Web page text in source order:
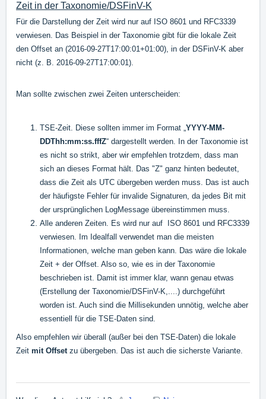
Zeit in der Taxonomie/DSFinV-K
Für die Darstellung der Zeit wird nur auf ISO 8601 und RFC3339
verwiesen. Das Beispiel in der Taxonomie gibt für die lokale Zeit
den Offset an (2016-09-27T17:00:01+01:00), in der DSFinV-K aber
nicht (z. B. 2016-09-27T17:00:01).
Man sollte zwischen zwei Zeiten unterscheiden:
TSE-Zeit. Diese sollten immer im Format „YYYY-MM-
DDThh:mm:ss.fffZ“ dargestellt werden. In der Taxonomie ist
es nicht so strikt, aber wir empfehlen trotzdem, dass man
sich an dieses Format hält. Das "Z" ganz hinten bedeutet,
dass die Zeit als UTC übergeben werden muss. Das ist auch
der häufigste Fehler für invalide Signaturen, da jedes Bit mit
der ursprünglichen LogMessage übereinstimmen muss.
Alle anderen Zeiten. Es wird nur auf
ISO 8601 und RFC3339
verwiesen. Im Idealfall verwendet man die meisten
Informationen, welche man geben kann. Das wäre die lokale
Zeit + der Offset. Also so, wie es in der Taxonomie
beschrieben ist. Damit ist immer klar, wann genau etwas
(Erstellung der Taxonomie/DSFinV-K,....) durchgeführt
worden ist. Auch sind die Millisekunden unnötig, welche aber
essentiell für die TSE-Daten sind.
Also empfehlen wir überall (außer bei den TSE-Daten) die lokale
Zeit mit Offsetzu übergeben. Das ist auch die sicherste Variante.